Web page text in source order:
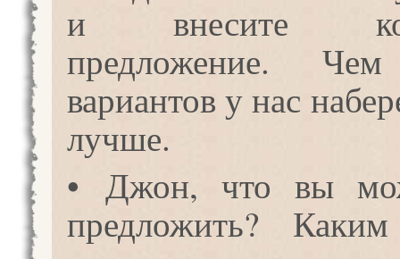
и внесите
предложение.
вариантов у нас
лучше.
• Джон, что вы
предложить?